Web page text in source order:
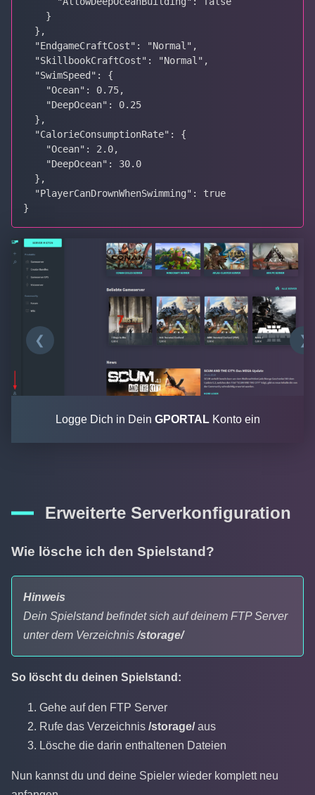
}
❮ ❯
Logge Dich in Dein GPORTAL Konto ein
Erweiterte Serverkonfiguration
Wie lösche ich den Spielstand?
Hinweis
Dein Spielstand befindet sich auf deinem FTP Server
unter dem Verzeichnis /storage/
So löscht du deinen Spielstand:
Gehe auf den FTP Server
Rufe das Verzeichnis /storage/aus
Lösche die darin enthaltenen Dateien
Nun kannst du und deine Spieler wieder komplett neu